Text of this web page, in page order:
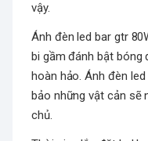
vậy.
Ánh đèn led bar gtr
bi gầm đánh bật bóng
hoàn hảo. Ánh đèn
bảo những vật cản sẽ
chủ.